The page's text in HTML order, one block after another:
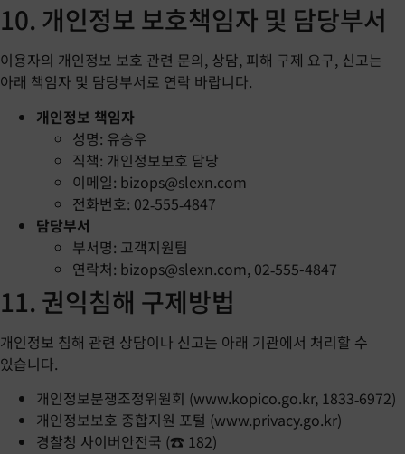
10. 개인정보 보호책임자 및 담당부서
이용자의 개인정보 보호 관련 문의, 상담, 피해 구제 요구, 신고는
아래 책임자 및 담당부서로 연락 바랍니다.
개인정보 책임자
성명: 유승우
직책: 개인정보보호 담당
이메일: bizops@slexn.com
전화번호: 02‑555‑4847
담당부서
부서명: 고객지원팀
연락처: bizops@slexn.com, 02‑555-4847
11. 권익침해 구제방법
개인정보 침해 관련 상담이나 신고는 아래 기관에서 처리할 수
있습니다.
개인정보분쟁조정위원회 (www.kopico.go.kr, 1833‑6972)
개인정보보호 종합지원 포털 (www.privacy.go.kr)
경찰청 사이버안전국 (☎ 182)